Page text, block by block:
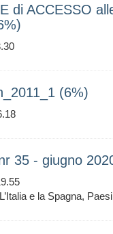
di ACCESSO
(6%)
35 - giugno
e la Spagna,